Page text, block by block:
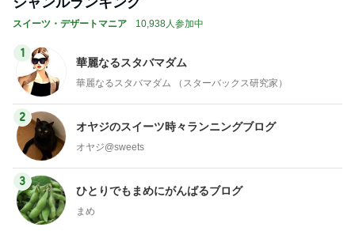
スイーツ・デザートマニア 10,938人参加中
1
華麗なるスタバマダム
華麗なるスタバマダム （スターバックス研究家）
2
オヤジのスイーツ時々ランニングブログ
オヤジ@sweets
3
ひとりでもまめにがんばるブログ
まめ